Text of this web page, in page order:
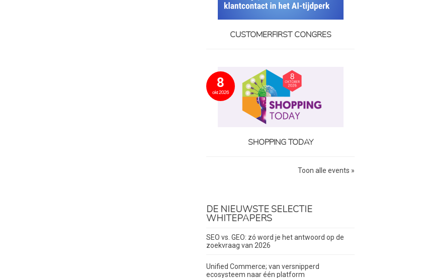
CUSTOMERFIRST CONGRES
8
okt 2026
SHOPPING TODAY
Toon alle events »
DE NIEUWSTE SELECTIE
WHITEPAPERS
SEO vs. GEO: zó word je het antwoord op de
zoekvraag van 2026
Unified Commerce; van versnipperd
ecosysteem naar één platform